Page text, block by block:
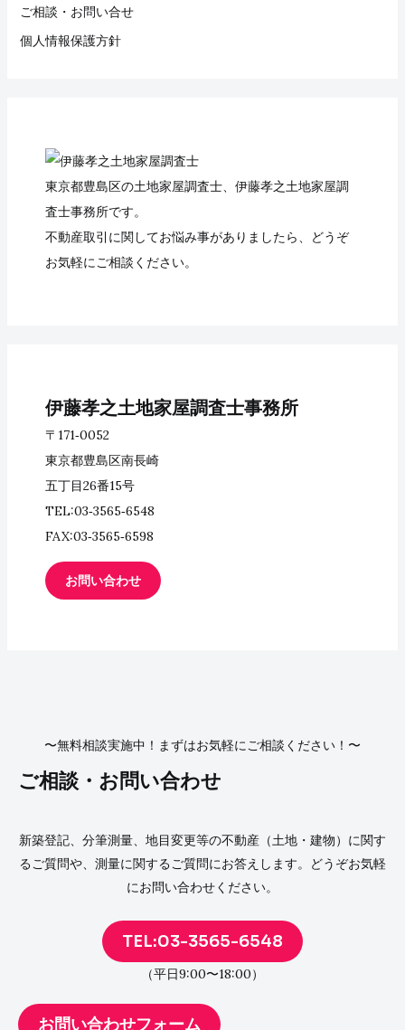
ご相談・お問い合せ
個人情報保護方針
東京都豊島区の土地家屋調査士、伊藤孝之土地家屋調
査士事務所です。
不動産取引に関してお悩み事がありましたら、どうぞ
お気軽にご相談ください。
伊藤孝之土地家屋調査士事務所
〒171‐0052
東京都豊島区南長崎
五丁目26番15号
TEL:03‐3565‐6548
FAX:03‐3565‐6598
お問い合わせ
〜無料相談実施中！まずはお気軽にご相談ください！〜
ご相談・お問い合わせ
新築登記、分筆測量、地目変更等の不動産（土地・建物）に関す
るご質問や、測量に関するご質問にお答えします。どうぞお気軽
にお問い合わせください。
TEL:03-3565-6548
（平日9:00〜18:00）
お問い合わせフォーム